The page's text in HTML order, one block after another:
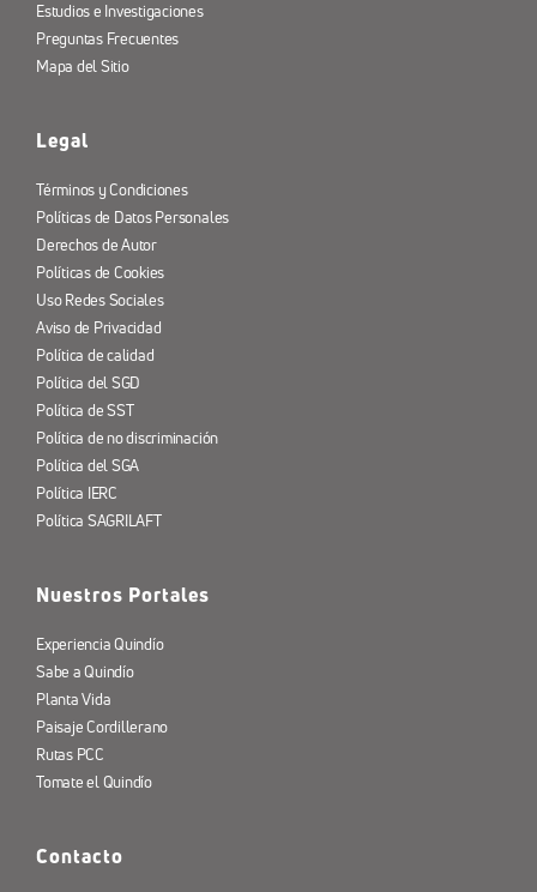
Estudios e Investigaciones
Preguntas Frecuentes
Mapa del Sitio
Legal
Términos y Condiciones
Políticas de Datos Personales
Derechos de Autor
Políticas de Cookies
Uso Redes Sociales
Aviso de Privacidad
Política de calidad
Política del SGD
Política de SST
Política de no discriminación
Política del SGA
Política IERC
Política SAGRILAFT
Nuestros Portales
Experiencia Quindío
Sabe a Quindío
Planta Vida
Paisaje Cordillerano
Rutas PCC
Tomate el Quindío
Contacto